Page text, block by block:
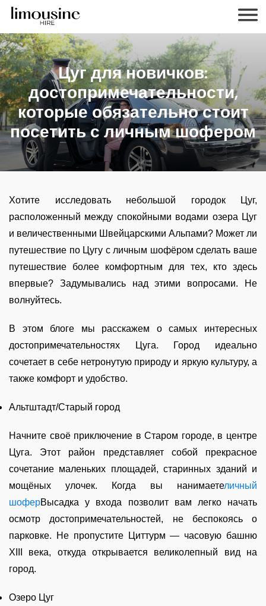
Цуг для новичков:
достопримечательности,
которые обязательно стоит
посетить с личным шофером
Хотите исследовать небольшой городок Цуг,
расположенный между спокойными водами озера Цуг
и величественными Швейцарскими Альпами? Может ли
путешествие по Цугу с личным шофёром сделать ваше
путешествие более комфортным для тех, кто здесь
впервые? Задумывались над этими вопросами. Не
волнуйтесь.
В этом блоге мы расскажем о самых интересных
достопримечательностях Цуга. Город идеально
сочетает в себе нетронутую природу и яркую культуру, а
также комфорт и удобство.
Альтштадт/Старый город
Начните своё приключение в Старом городе, в центре
Цуга. Этот район представляет собой прекрасное
сочетание маленьких площадей, старинных зданий и
мощёных улочек. Когда вы нанимаетеличный
шоферВысадка у входа позволит вам легко начать
осмотр достопримечательностей, не беспокоясь о
парковке. Не пропустите Циттурм — часовую башню
XIII века, откуда открывается великолепный вид на
город.
Озеро Цуг